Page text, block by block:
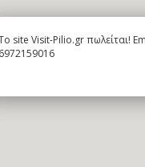
site Visit-Pilio.gr πωλείται!
6972159016